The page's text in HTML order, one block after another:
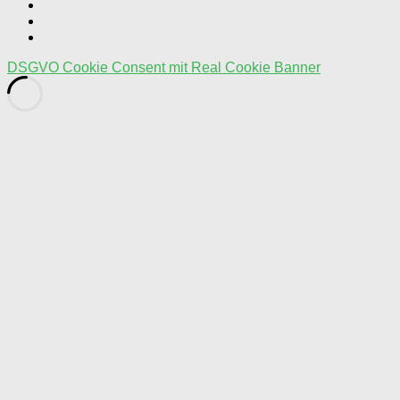
DSGVO Cookie Consent mit Real Cookie Banner